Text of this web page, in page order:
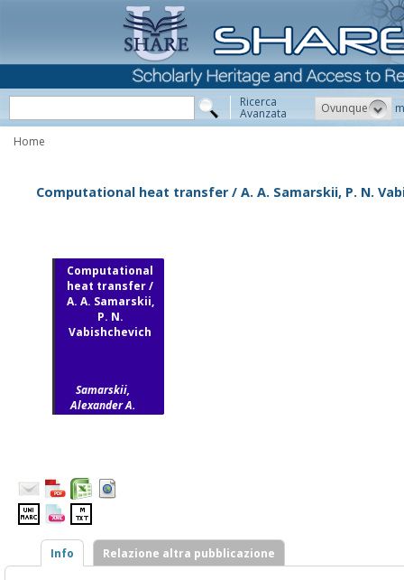
Ricerca
Avanzata Ovunque
Home
Computational heat transfer / A. A. Samarskii, P. N.
Computational
heat transfer /
A. A. Samarskii,
P. N.
Vabishchevich
Samarskii,
Alexander A.
Info Relazione altra pubblicazione